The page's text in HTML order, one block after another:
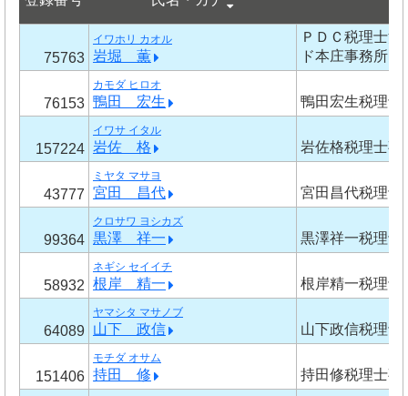
75763
イワホリ カオル
岩堀 薫
ＰＤＣ税理士
ド本庄事務所
76153
カモダ ヒロオ
鴨田 宏生 鴨田宏生税理士
157224
イワサ イタル
岩佐 格 岩佐格税理士事
43777
ミヤタ マサヨ
宮田 昌代 宮田昌代税理士
99364
クロサワ ヨシカズ
黒澤 祥一 黒澤祥一税理士
58932
ネギシ セイイチ
根岸 精一 根岸精一税理士
64089
ヤマシタ マサノブ
山下 政信 山下政信税理士
151406
モチダ オサム
持田 修 持田修税理士事